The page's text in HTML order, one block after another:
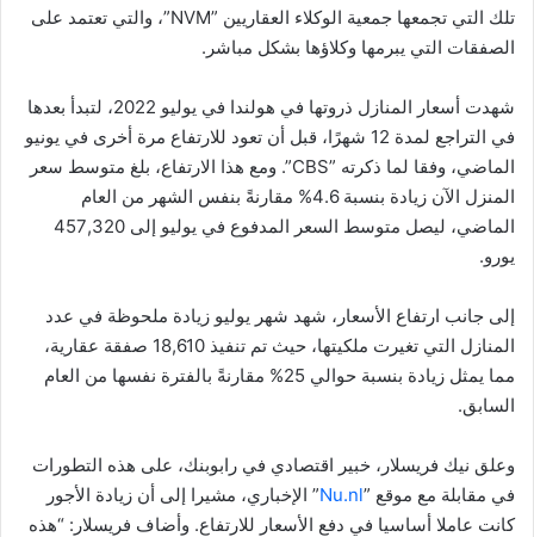
تلك التي تجمعها جمعية الوكلاء العقاريين ”NVM”، والتي تعتمد على
الصفقات التي يبرمها وكلاؤها بشكل مباشر.
شهدت أسعار المنازل ذروتها في هولندا في يوليو 2022، لتبدأ بعدها
في التراجع لمدة 12 شهرًا، قبل أن تعود للارتفاع مرة أخرى في يونيو
الماضي، وفقا لما ذكرته ”CBS”. ومع هذا الارتفاع، بلغ متوسط سعر
المنزل الآن زيادة بنسبة 4.6% مقارنةً بنفس الشهر من العام
الماضي، ليصل متوسط السعر المدفوع في يوليو إلى 457,320
يورو.
إلى جانب ارتفاع الأسعار، شهد شهر يوليو زيادة ملحوظة في عدد
المنازل التي تغيرت ملكيتها، حيث تم تنفيذ 18,610 صفقة عقارية،
مما يمثل زيادة بنسبة حوالي 25% مقارنةً بالفترة نفسها من العام
السابق.
وعلق نيك فريسلار، خبير اقتصادي في رابوبنك، على هذه التطورات
في مقابلة مع موقع ”Nu.nl” الإخباري، مشيرا إلى أن زيادة الأجور
كانت عاملا أساسيا في دفع الأسعار للارتفاع. وأضاف فريسلار: “هذه